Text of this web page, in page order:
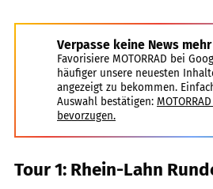
Verpasse keine News mehr
Favorisiere MOTORRAD bei
häufiger unsere neuesten
angezeigt zu bekommen.
Auswahl bestätigen:
bevorzugen.
Tour 1: Rhein-Lahn